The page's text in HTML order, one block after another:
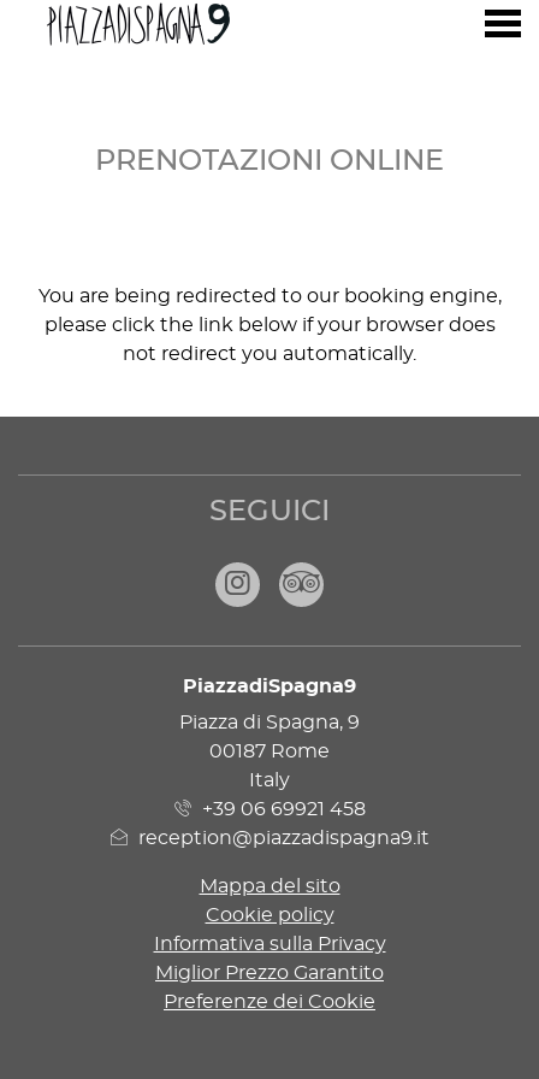
PRENOTAZIONI ONLINE
You are being redirected to our booking engine,
please click the link below if your browser does
not redirect you automatically.
INDIRIZZOPiazzadiSpagna9
Piazza di Spagna, 9
00187 Rome
Italy
+39 06 69921 458
reception@piazzadispagna9.it
Mappa del sito
Cookie policy
Informativa sulla Privacy
Miglior Prezzo Garantito
Preferenze dei Cookie
SEGUICI
InstagramTripadvisor